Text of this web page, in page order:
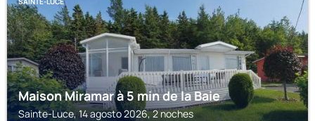
Maison Miramar à 5 min de la Baie
Sainte-Luce, 14 agosto 2026, 2 noches